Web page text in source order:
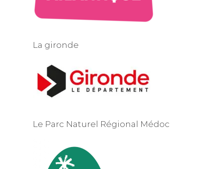
La gironde
Le Parc Naturel Régional Médoc